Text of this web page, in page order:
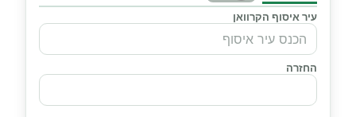
עיר איסוף הקרוואן
החזרה